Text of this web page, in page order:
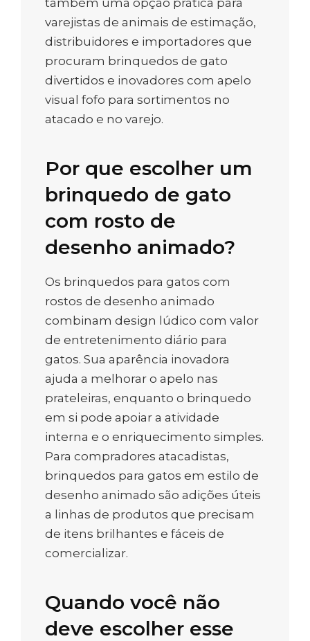
também uma opção prática para
varejistas de animais de estimação,
distribuidores e importadores que
procuram brinquedos de gato
divertidos e inovadores com apelo
visual fofo para sortimentos no
atacado e no varejo.
Por que escolher um
brinquedo de gato
com rosto de
desenho animado?
Os brinquedos para gatos com
rostos de desenho animado
combinam design lúdico com valor
de entretenimento diário para
gatos. Sua aparência inovadora
ajuda a melhorar o apelo nas
prateleiras, enquanto o brinquedo
em si pode apoiar a atividade
interna e o enriquecimento simples.
Para compradores atacadistas,
brinquedos para gatos em estilo de
desenho animado são adições úteis
a linhas de produtos que precisam
de itens brilhantes e fáceis de
comercializar.
Quando você não
deve escolher esse